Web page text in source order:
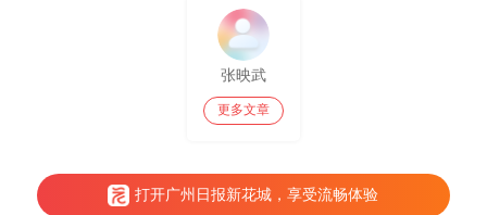
张映武
更多文章
打开广州日报新花城，享受流畅体验